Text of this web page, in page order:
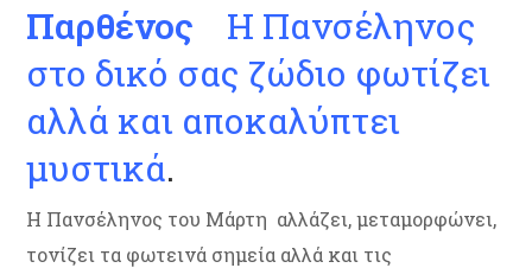
Παρθένος Η Πανσέληνος
στο δικό σας ζώδιο φωτίζει
αλλά και αποκαλύπτει
μυστικά.
Η Πανσέληνος του Μάρτη αλλάζει, μεταμορφώνει,
τονίζει τα φωτεινά σημεία αλλά και τις